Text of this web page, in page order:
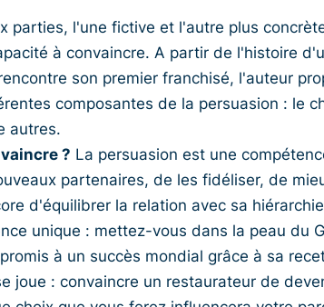
parties, l'une fictive et l'autre plus
à convaincre. A partir de l'histoire
son premier franchisé, l'auteur
composantes de la persuasion : le
autres.
? La persuasion est une
partenaires, de les fidéliser, de
d'équilibrer la relation avec sa
unique : mettez-vous dans la peau du
à un succès mondial grâce à sa
joue : convaincre un restaurateur de